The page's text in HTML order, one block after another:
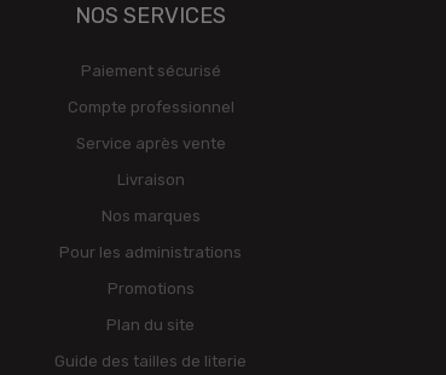
NOS SERVICES
Paiement sécurisé
Compte professionnel
Service après vente
Livraison
Nos marques
Pour les administrations
Promotions
Plan du site
Guide des tailles de literie